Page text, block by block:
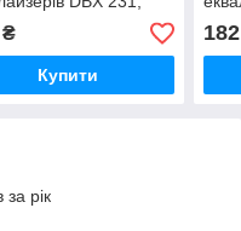
Ampeg SVT450H,
SVT-3 PRO, B2,
Купити
B-
182
за рік